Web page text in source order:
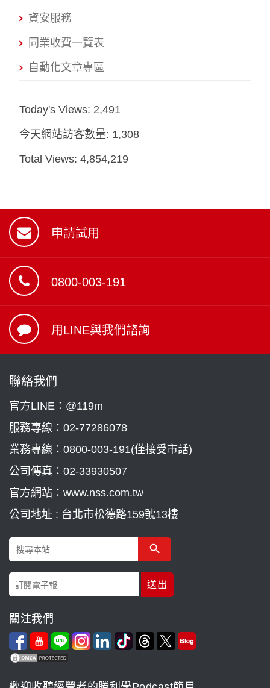
資安服務
同業收費一覽表
自動化文章專區
Today's Views: 2,491
今天網站訪客數量: 1,308
Total Views:4,854,219
申請試用
0800-003-191
用LINE與我們諮詢
聯絡我們
官方LINE：@119m
服務專線： 02-77286078
業務專線： 0800-003-191(僅接受市話)
公司傳真：02-33930507
官方網站：www.nss.com.tw
公司地址 : 台北市松德路159號13樓
Search
for:
Search Button
關注我們